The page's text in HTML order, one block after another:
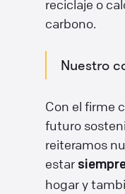
reciclaje o
carbono.
Nuestro
Con el firme
futuro
reiteramos
estar
hogar y